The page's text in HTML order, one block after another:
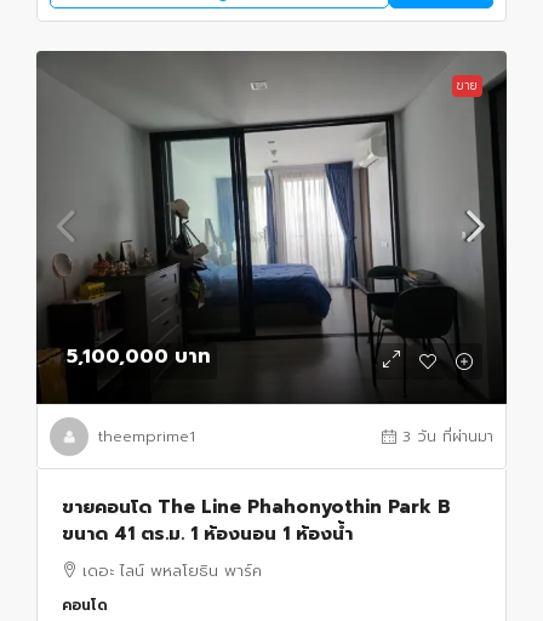
ขาย
5,100,000 บาท
theemprime1 3 วัน ที่ผ่านมา
ขายคอนโด The Line Phahonyothin Park B
ขนาด 41 ตร.ม. 1 ห้องนอน 1 ห้องน้ำ
เดอะ ไลน์ พหลโยธิน พาร์ค
คอนโด